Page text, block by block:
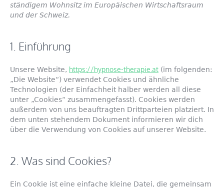
ständigem Wohnsitz im Europäischen Wirtschaftsraum
und der Schweiz.
1. Einführung
Unsere Website, https://hypnose-therapie.at (im folgenden:
„Die Website“) verwendet Cookies und ähnliche
Technologien (der Einfachheit halber werden all diese
unter „Cookies“ zusammengefasst). Cookies werden
außerdem von uns beauftragten Drittparteien platziert. In
dem unten stehendem Dokument informieren wir dich
über die Verwendung von Cookies auf unserer Website.
2. Was sind Cookies?
Ein Cookie ist eine einfache kleine Datei, die gemeinsam